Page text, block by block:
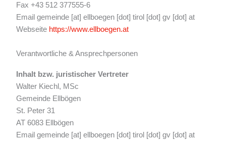
Fax +43 512 377555-6
Email gemeinde [at] ellboegen [dot] tirol [dot] gv [dot] at
Webseite https://www.ellboegen.at
Verantwortliche & Ansprechpersonen
Inhalt bzw. juristischer Vertreter
Walter Kiechl, MSc
Gemeinde Ellbögen
St. Peter 31
AT 6083 Ellbögen
Email gemeinde [at] ellboegen [dot] tirol [dot] gv [dot] at